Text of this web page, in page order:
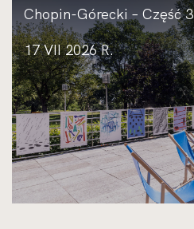
Chopin-Górecki – Część 3
17 VII 2026 R.